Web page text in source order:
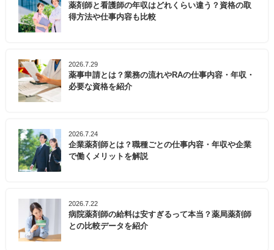
薬剤師と看護師の年収はどれくらい違う？資格の取
得方法や仕事内容も比較
2026.7.29
薬事申請とは？業務の流れやRAの仕事内容・年収・
必要な資格を紹介
2026.7.24
企業薬剤師とは？職種ごとの仕事内容・年収や企業
で働くメリットを解説
2026.7.22
病院薬剤師の給料は安すぎるって本当？薬局薬剤師
との比較データを紹介